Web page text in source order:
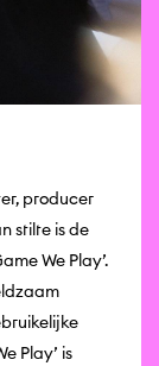
producer
stilte is de
We Play’.
Play’ is